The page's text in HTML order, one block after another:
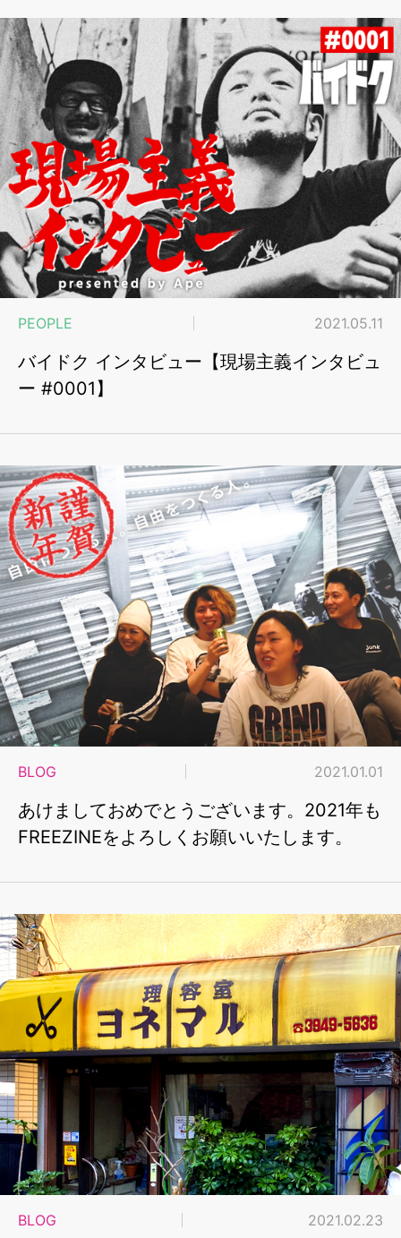
PEOPLE 2021.05.11
バイドク インタビュー【現場主義インタビュ
ー #0001】
BLOG 2021.01.01
あけましておめでとうございます。2021年も
FREEZINEをよろしくお願いいたします。
BLOG 2021.02.23